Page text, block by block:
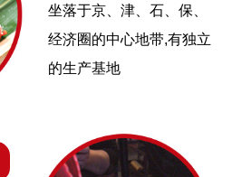
坐落于京、津、石、保、
经济圈的中心地带,有独立
的生产基地